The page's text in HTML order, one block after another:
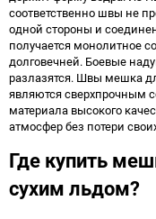
соответственно швы не
одной стороны и
получается монолитное
долговечней. Боевые
разлазятся. Швы мешка
являются сверхпрочным
материала высокого
атмосфер без потери
Где купить
сухим льдом?